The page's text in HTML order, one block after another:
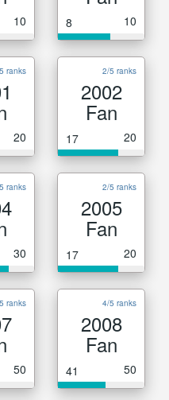
10 8 10
ranks
20
2/5 ranks
2002
Fan
17 20
ranks
30
2/5 ranks
2005
Fan
17 20
ranks
50
4/5 ranks
2008
Fan
41 50